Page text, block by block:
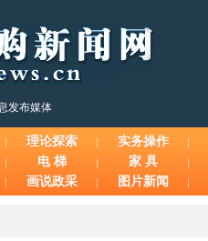
发布媒体
理论探索 实务操作
电 梯 家 具
画说政采 图片新闻